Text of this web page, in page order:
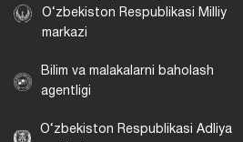
O‘zbekiston Respublikasi Milliy
markazi
Bilim va malakalarni baholash
agentligi
O‘zbekiston Respublikasi Adliya